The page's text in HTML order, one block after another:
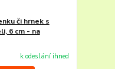
či hrnek s
6 cm - na
k odeslání ihned